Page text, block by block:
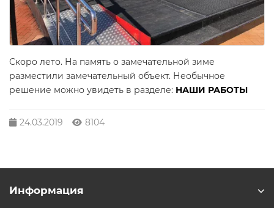
Скоро лето. На память о замечательной зиме
разместили замечательный объект. Необычное
решение можно увидеть в разделе: НАШИ РАБОТЫ
24.03.2019 8104
Информация